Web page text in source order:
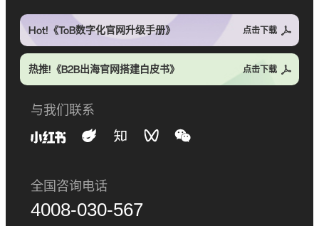
Hot!《ToB数字化官网升级手册》 点击下载
热推!《B2B出海官网搭建白皮书》 点击下载
与我们联系
全国咨询电话
4008-030-567